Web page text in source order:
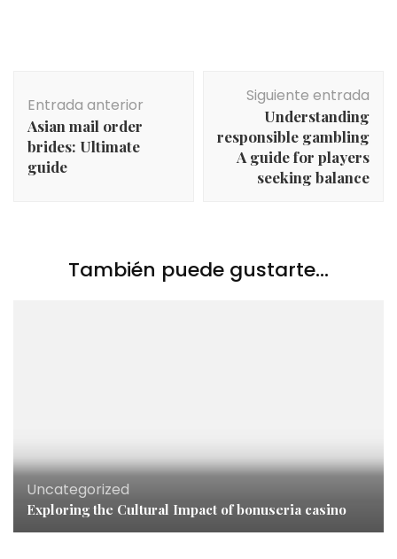
de
entradas
Entrada anterior
Asian mail order
brides: Ultimate
guide
Siguiente entrada
Understanding
responsible gambling
A guide for players
seeking balance
También puede gustarte...
Uncategorized
Exploring the Cultural Impact ofbonuseria casino